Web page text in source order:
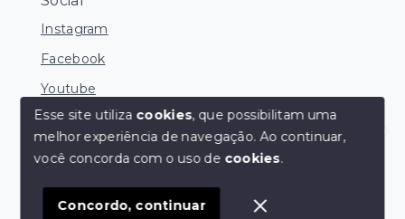
Fale pelo Whatsapp !
Instagram
Facebook
Youtube
© Copyright 2026 - Ervino Imóveis | CRECI-J 8891 -
SITE PARA IMOBILIARIA
Esse site utiliza cookies, que possibilitam uma
melhor experiência de navegação.Ao continuar,
você concorda com o uso de cookies.
Concordo, continuar